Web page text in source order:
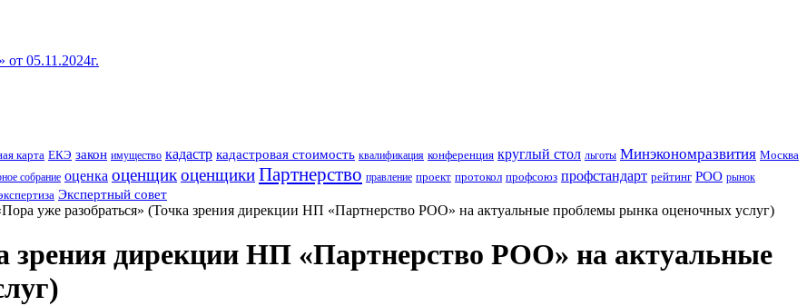
05.11.2024г.
карта ЕКЭ закон имущество кадастр кадастровая стоимость квалификация конференция круглый стол льготы Минэкономразвития Москва
собрание оценка оценщикоценщикиПартнерство правление проект протокол профсоюз профстандарт рейтинг РОО рынок
Экспертный совет
уже разобраться» (Точка зрения дирекции НП «Партнерство РОО» на актуальные проблемы рынка оценочных услуг)
зрения дирекции НП «Партнерство РОО» на актуальные